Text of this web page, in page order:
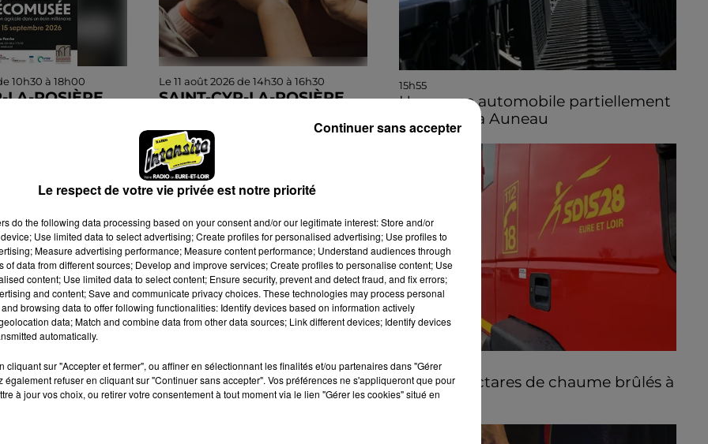
10h30 à 18h00
LA-ROSIÈRE
Perche, prieuré
: Du prieuré à...
Le 11 août 2026 de 14h30 à 16h30
SAINT-CYR-LA-ROSIÈRE
CAMPAGNE : POTERIE
Mardi 11 août de 14h30 à 16h30 à
l'Écomusée du Perche, prieuré
de Sainte-Gauburge à Saint-Cyr-
la campagne en famille. La...
15h55
Une casse automobile partiellement
embrasée à Auneau
14h36
Quinze hectares de chaume brûlés à
Unverre
Le respect de votre vie privée est notre priorité
do the following data processing based on your consent and/or our legitimate interest: Store and/or
Use limited data to select advertising; Create profiles for personalised advertising; Use profiles to
Measure advertising performance; Measure content performance; Understand audiences through
of data from different sources; Develop and improve services; Create profiles to personalise content; Use
content; Use limited data to select content; Ensure security, prevent and detect fraud, and fix errors;
and content; Save and communicate privacy choices. These technologies may process personal
browsing data to offer following functionalities: Identify devices based on information actively
data; Match and combine data from other data sources; Link different devices; Identify devices
automatically.
cliquant sur "Accepter et fermer", ou affiner en sélectionnant les finalités et/ou partenaires dans "Gérer
également refuser en cliquant sur "Continuer sans accepter". Vos préférences ne s'appliqueront que pour
à jour vos choix, ou retirer votre consentement à tout moment via le lien "Gérer les cookies" situé en
Continuer sans accepter